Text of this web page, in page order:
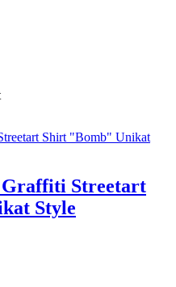
Streetart
Style